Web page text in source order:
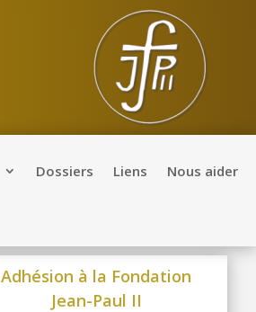
Dossiers Liens Nous aider
Adhésion à la Fondation
Jean-Paul II